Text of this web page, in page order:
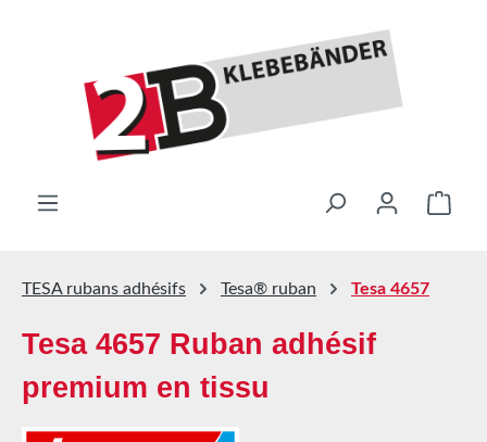
Le
TESA rubans adhésifs Tesa® ruban Tesa 4657
Tesa 4657 Ruban adhésif
premium en tissu